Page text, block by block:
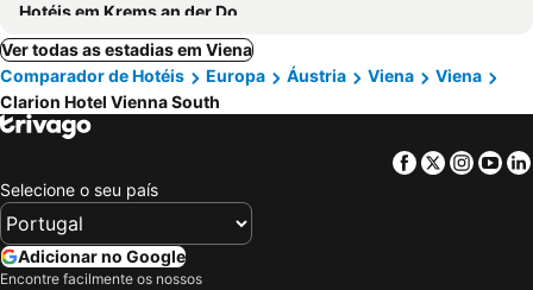
Hotéis em Krems an der Donau
Ver todas as estadias em Viena
Comparador de Hotéis
Europa Áustria Viena
Viena
Clarion Hotel Vienna South
Facebook
Twitter
Selecione o seu país
Adicionar no Google
Encontre facilmente os nossos